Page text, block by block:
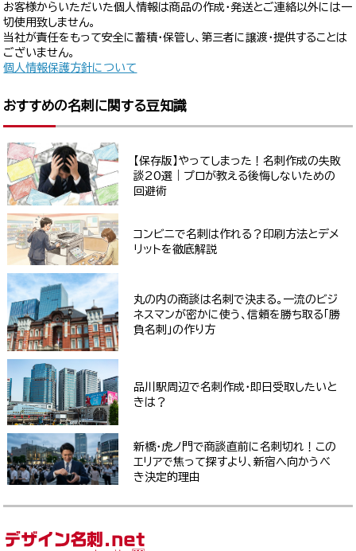
お客様からいただいた個人情報は商品の作成・発送とご連絡以外には一
切使用致しません。
当社が責任をもって安全に蓄積・保管し、第三者に譲渡・提供することは
ございません。
個人情報保護方針について
おすすめの名刺に関する豆知識
【保存版】やってしまった！名刺作成の失敗
談20選｜プロが教える後悔しないための
回避術
コンビニで名刺は作れる？印刷方法とデメ
リットを徹底解説
丸の内の商談は名刺で決まる。一流のビジ
ネスマンが密かに使う、信頼を勝ち取る「勝
負名刺」の作り方
品川駅周辺で名刺作成・即日受取したいと
きは？
新橋・虎ノ門で商談直前に名刺切れ！この
エリアで焦って探すより、新宿へ向かうべ
き決定的理由